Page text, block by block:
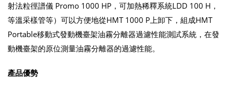
射法粒徑譜儀 Promo 1000 HP，可加熱稀釋系統LDD 100 H，
等溫采樣管等）可以方便地從HMT 1000 P上卸下，組成HMT
Portable移動式發動機臺架油霧分離器過濾性能測試系統，在發
動機臺架的原位測量油霧分離器的過濾性能。
產品優勢